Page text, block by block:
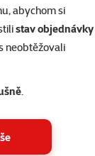
abychom si
stav objednávky
neobtěžovali
.
Podestýlka
Hodnocení
family
169 Kč